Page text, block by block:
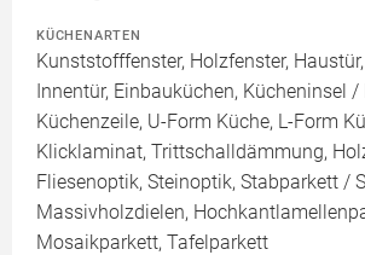
KÜCHENARTEN
Kunststofffenster, Holzfenster,
Innentür, Einbauküchen, Kücheninsel /
Küchenzeile, U-Form Küche, L-Form
Klicklaminat, Trittschalldämmung,
Fliesenoptik, Steinoptik, Stabparkett /
Massivholzdielen,
Mosaikparkett, Tafelparkett